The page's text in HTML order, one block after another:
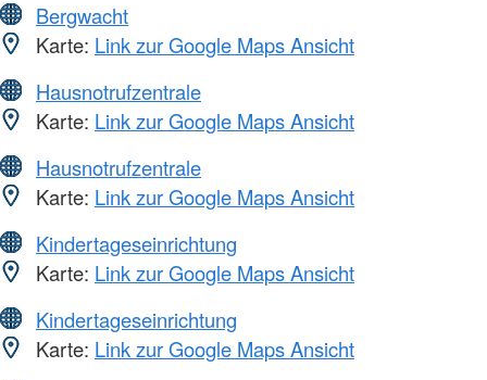
Bergwacht
Karte: Link zur Google Maps Ansicht
Hausnotrufzentrale
Karte: Link zur Google Maps Ansicht
Hausnotrufzentrale
Karte: Link zur Google Maps Ansicht
Kindertageseinrichtung
Karte: Link zur Google Maps Ansicht
Kindertageseinrichtung
Karte: Link zur Google Maps Ansicht